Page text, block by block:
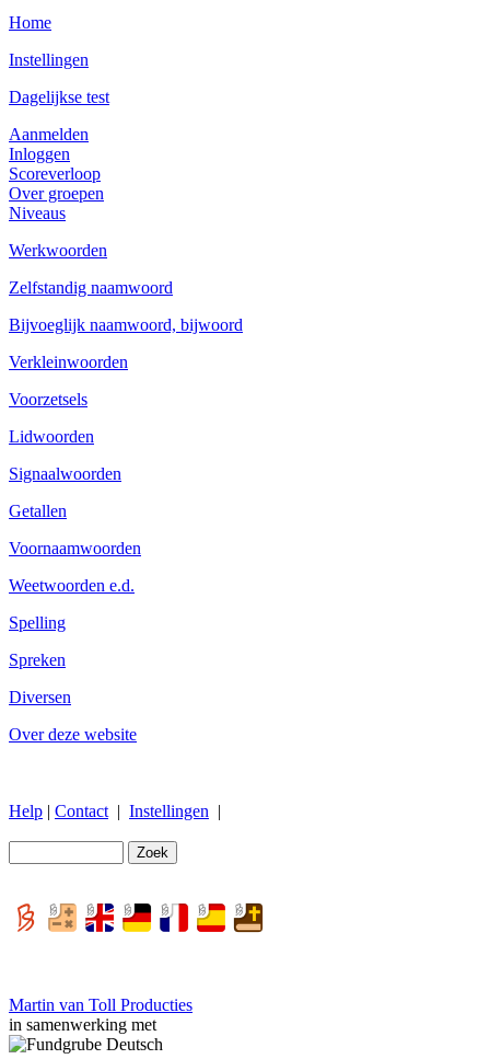
Home
Instellingen
Dagelijkse test
Aanmelden
Inloggen
Scoreverloop
Over groepen
Niveaus
Werkwoorden
Zelfstandig naamwoord
Bijvoeglijk naamwoord, bijwoord
Verkleinwoorden
Voorzetsels
Lidwoorden
Signaalwoorden
Getallen
Voornaamwoorden
Weetwoorden e.d.
Spelling
Spreken
Diversen
Over deze website
Help | Contact | Instellingen |
Martin van Toll Producties
in samenwerking met